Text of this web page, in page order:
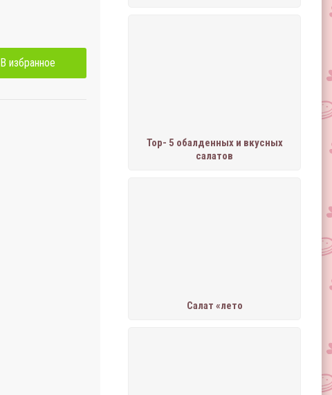
Тор- 5 обалденных и вкусных
салатов
Салат «лето
В избранное